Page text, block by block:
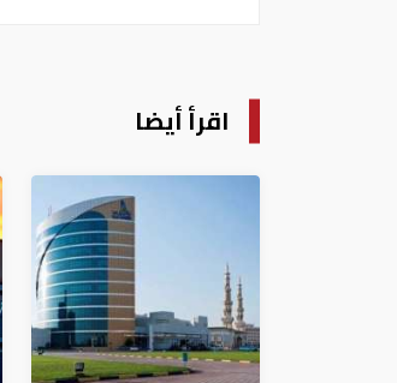
اقرأ أيضا